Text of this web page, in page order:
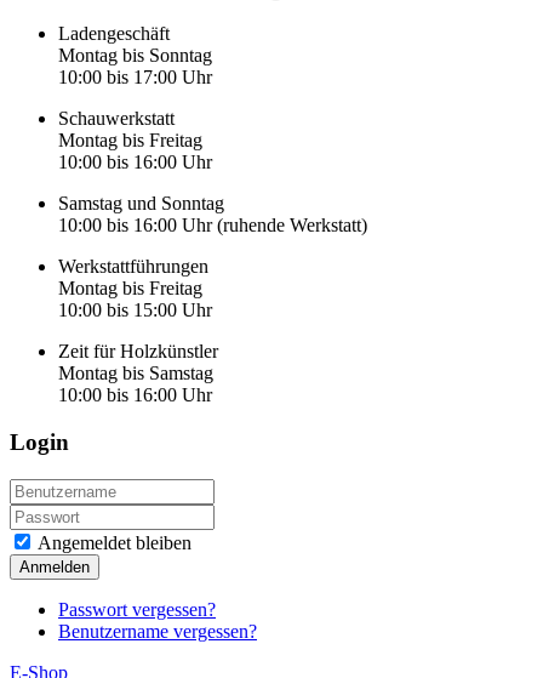
Ladengeschäft
Montag bis Sonntag
10:00 bis 17:00 Uhr
Schauwerkstatt
Montag bis Freitag
10:00 bis 16:00 Uhr
Samstag und Sonntag
10:00 bis 16:00 Uhr (ruhende Werkstatt)
Werkstattführungen
Montag bis Freitag
10:00 bis 15:00 Uhr
Zeit für Holzkünstler
Montag bis Samstag
10:00 bis 16:00 Uhr
Login
Angemeldet bleiben
Anmelden
Passwort vergessen?
Benutzername vergessen?
E-Shop